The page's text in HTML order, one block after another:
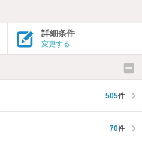
詳細条件
変更する
505件
70件